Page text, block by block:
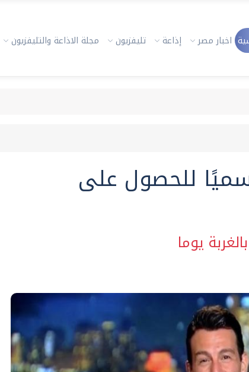
اخبار مصر إذاعة تليفزيون مجلة الاذاعة والتليفزيون
للحصول على
يوما